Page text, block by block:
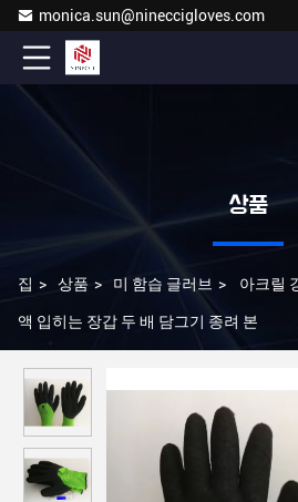
monica.sun@nineccigloves.com
상품
집 > 상품 > 미 함습 글러브 > 아크릴
액 입히는 장갑 두 배 담그기 종려 본